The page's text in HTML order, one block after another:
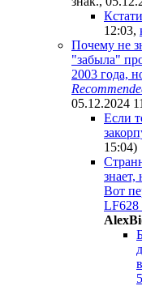
12:03,
Почему не
"забыла"
2003 года,
05.12.2024
Если
15:04)
знает,
Вот
LF628
AlexBi